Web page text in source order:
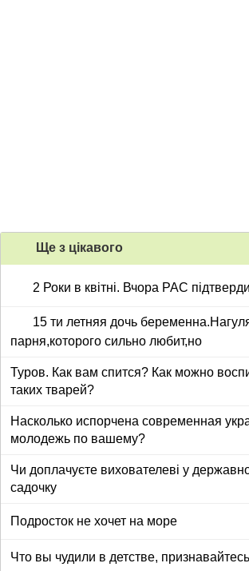
Ще з цiкавого
2 Роки в квітні. Вчора РАС
15 ти летняя дочь
парня,которого сильно любит,но
Туров. Как вам спится? Как можно
таких тварей?
Насколько испорчена современная украинская
молодежь по вашему?
Чи доплачуєте вихователеві у
садочку
Подросток не хочет на море
Что вы чудили в детстве,